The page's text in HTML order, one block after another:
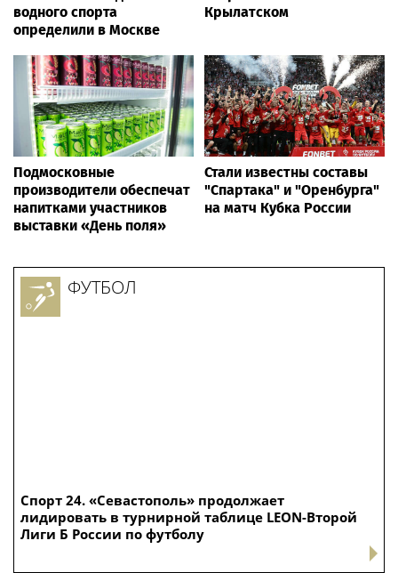
водного спорта
определили в Москве
Крылатском
Подмосковные
производители обеспечат
напитками участников
выставки «День поля»
Стали известны составы
"Спартака" и "Оренбурга"
на матч Кубка России
Спорт 24. «Севастополь» продолжает
лидировать в турнирной таблице LEON-Второй
Лиги Б России по футболу
ФУТБОЛ